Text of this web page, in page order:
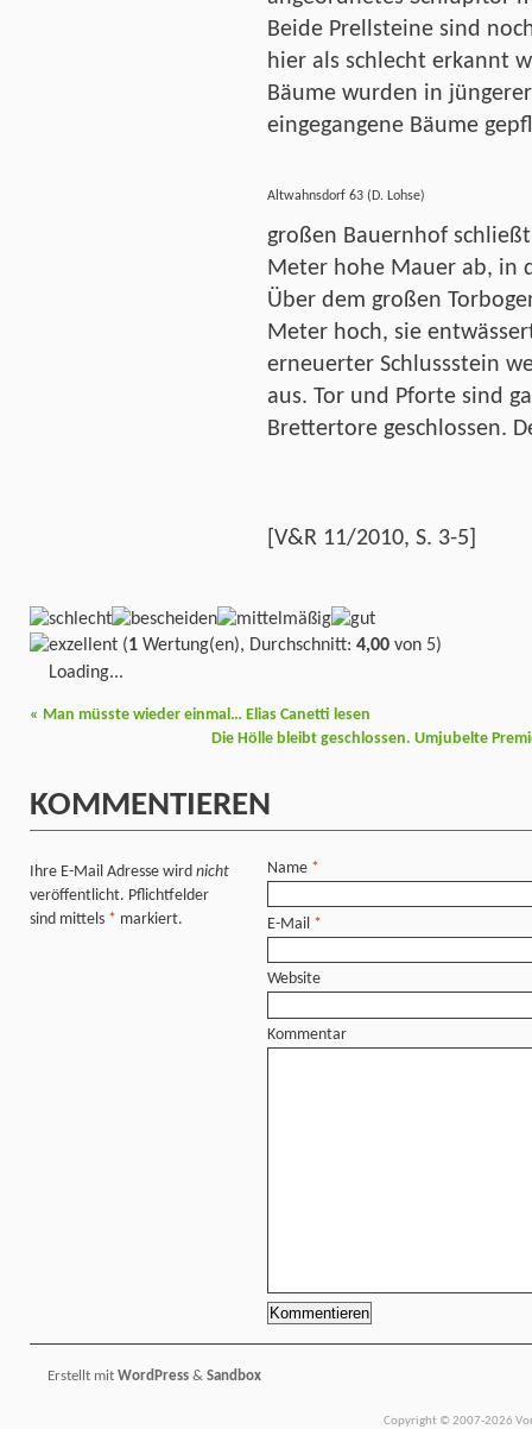
Beide Prellsteine sind
hier als schlecht erkannt
Bäume wurden in
eingegangene Bäume
Altwahnsdorf 63 (D. Lohse)
großen Bauernhof
Meter hohe Mauer ab, in
Über dem großen
Meter hoch, sie
erneuerter Schlussstein
aus. Tor und Pforte sind
Brettertore geschlossen.
[V&R 11/2010, S. 3-5]
(1 Wertung(en), Durchschnitt: 4,00 von 5)
Loading...
« Man müsste wieder einmal… Elias Canetti lesen
Die Hölle bleibt geschlossen. Umjubelte
KOMMENTIEREN
Ihre E-Mail Adresse wird nicht
veröffentlicht. Pflichtfelder
sind mittels * markiert.
Name *
E-Mail *
Website
Kommentar
Erstellt mit WordPress & Sandbox
Copyright © 2007-2026